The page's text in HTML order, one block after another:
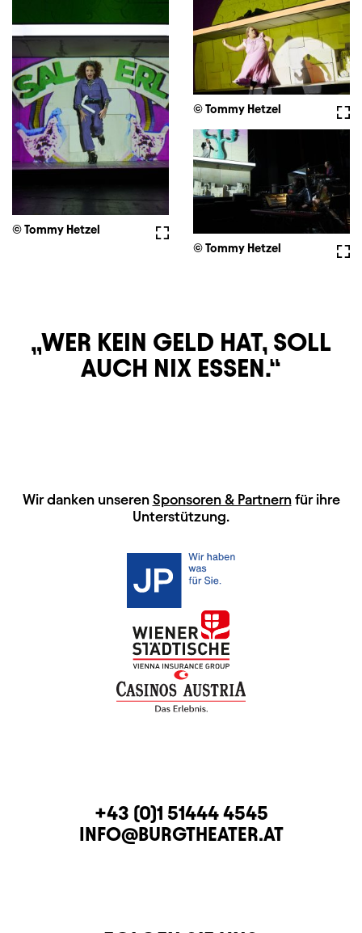
Vollbild
© Tommy Hetzel
© Tommy Hetzel
© Tommy Hetzel
WER KEIN GELD HAT, SOLL
AUCH NIX ESSEN.
HAUPTSPONSOREN
Wir danken unseren Sponsoren & Partnernfür ihre
Unterstützung.
KONTAKTTELEFON
+43 (0)1 51444 4545
E-MAIL
INFO@BURGTHEATER.AT